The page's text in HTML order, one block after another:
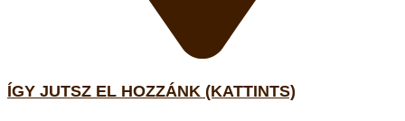
ÍGY JUTSZ EL HOZZÁNK (KATTINTS)